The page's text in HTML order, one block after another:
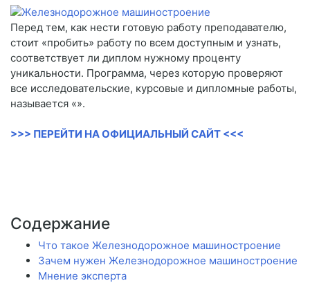
Перед тем, как нести готовую работу преподавателю,
стоит «пробить» работу по всем доступным и узнать,
соответствует ли диплом нужному проценту
уникальности. Программа, через которую проверяют
все исследовательские, курсовые и дипломные работы,
называется «».
>>> ПЕРЕЙТИ НА ОФИЦИАЛЬНЫЙ САЙТ <<<
Содержание
Что такое Железнодорожное машиностроение
Зачем нужен Железнодорожное машиностроение
Мнение эксперта